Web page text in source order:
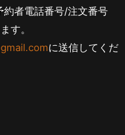
約者電話番号/注文番号
す。
に送信してくだ